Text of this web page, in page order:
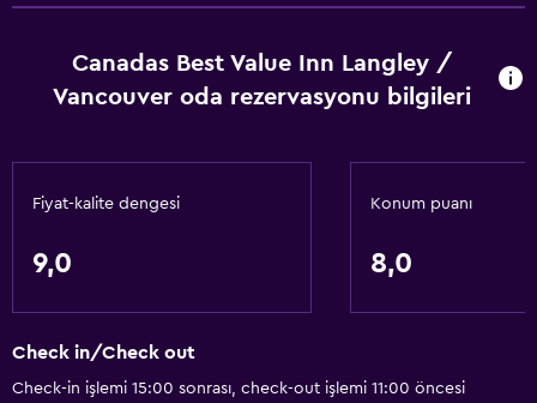
Canadas Best Value Inn Langley /
Vancouver oda rezervasyonu bilgileri
Fiyat-kalite dengesi
9,0
Konum puanı
8,0
Check in/Check out
Check-in işlemi 15:00 sonrası, check-out işlemi 11:00 öncesi